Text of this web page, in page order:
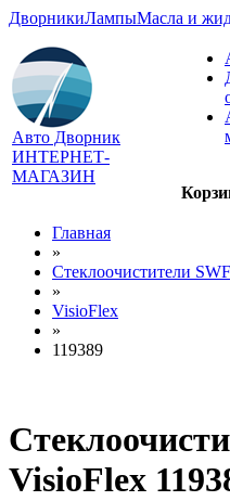
ДворникиЛампыМасла и
Авто Дворник
ИНТЕРНЕТ-
МАГАЗИН
Главная
»
Стеклоочистители SWF
»
VisioFlex
»
119389
VisioFlex